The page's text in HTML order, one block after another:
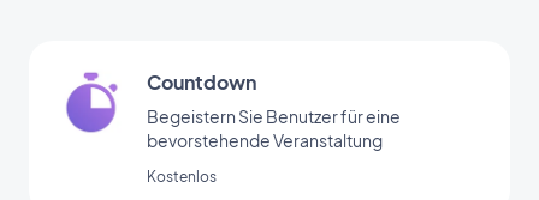
Countdown
Begeistern Sie Benutzer für eine
bevorstehende Veranstaltung
Kostenlos